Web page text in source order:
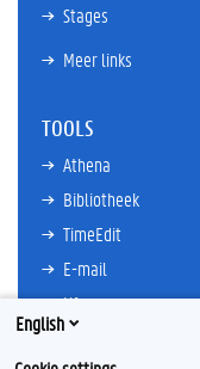
Stages
Meer links
TOOLS
Athena
Bibliotheek
TimeEdit
E-mail
Ufora
Oasis
English